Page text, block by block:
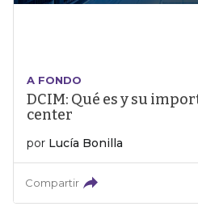
A FONDO
DCIM: Qué es y su
center
por Lucía Bonilla
Compartir